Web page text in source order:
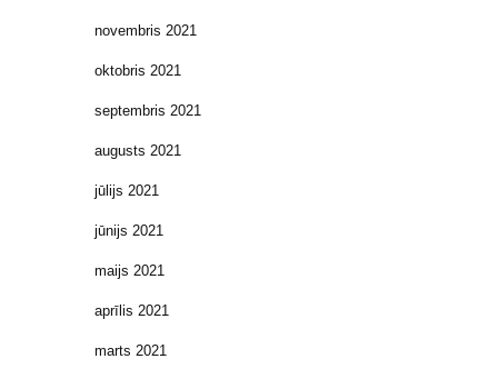
novembris 2021
oktobris 2021
septembris 2021
augusts 2021
jūlijs 2021
jūnijs 2021
maijs 2021
aprīlis 2021
marts 2021